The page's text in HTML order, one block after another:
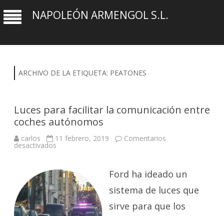
NAPOLEÓN ARMENGOL S.L.
ARCHIVO DE LA ETIQUETA: PEATONES
Luces para facilitar la comunicación entre
coches autónomos
carlos 11 febrero, 2019 Comentarios
desactivados
la
comunicación
entre
coches
autónomos
Ford ha ideado un
sistema de luces que
sirve para que los